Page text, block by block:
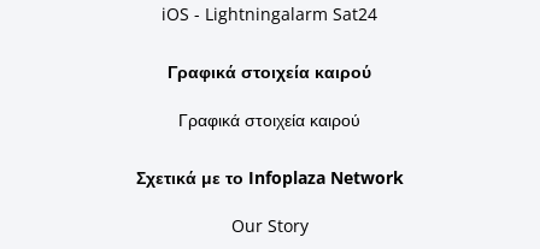
iOS - Lightningalarm Sat24
Γραφικά στοιχεία καιρού
Γραφικά στοιχεία καιρού
Σχετικά με το Infoplaza Network
Our Story